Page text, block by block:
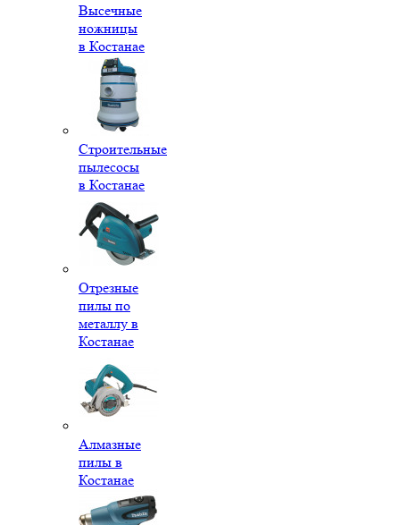
Высечные
ножницы
в Костанае
Строительные
пылесосы
в Костанае
Отрезные
пилы по
металлу в
Костанае
Алмазные
пилы в
Костанае